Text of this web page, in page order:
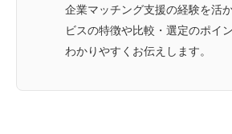
企業マッチング支援の経験を活
ビスの特徴や比較・選定のポイ
わかりやすくお伝えします。